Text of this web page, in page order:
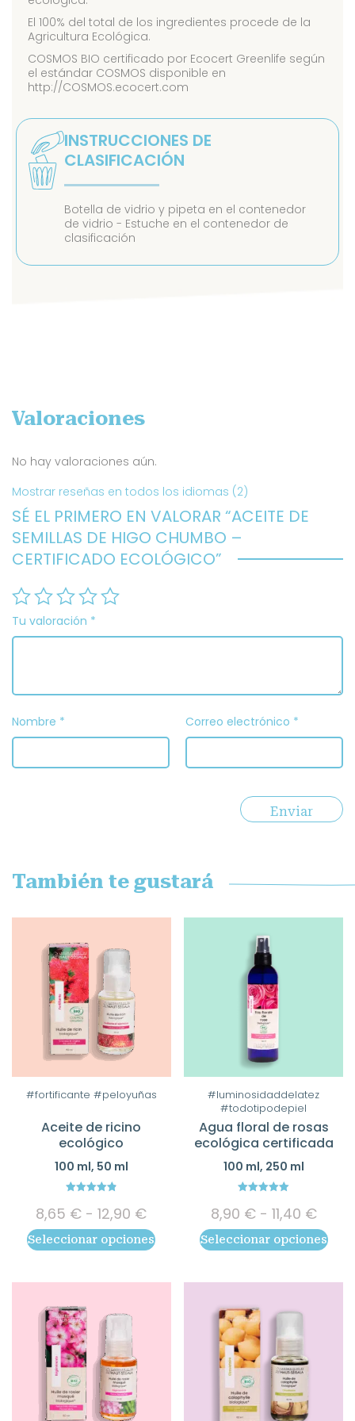
El 100% del total de los ingredientes procede de la
Agricultura Ecológica.
COSMOS BIO certificado por Ecocert Greenlife según
el estándar COSMOS disponible en
http://COSMOS.ecocert.com
INSTRUCCIONES DE
CLASIFICACIÓN
Botella de vidrio y pipeta en el contenedor
de vidrio - Estuche en el contenedor de
clasificación
Valoraciones
No hay valoraciones aún.
Mostrar reseñas en todos los idiomas (2)
SÉ EL PRIMERO EN VALORAR “ACEITE DE
SEMILLAS DE HIGO CHUMBO –
CERTIFICADO ECOLÓGICO”
Tu valoración *
Nombre * Correo electrónico *
También te gustará
#fortificante #peloyuñas
Aceite de ricino
ecológico
100 ml, 50 ml
out of 5
8,65 € - 12,90 €Rango
de
precios:
Seleccionar opciones
Este
tiene
múltiples
variantes.
Las
opciones
se
pueden
página
de
producto
#luminosidaddelatez
#todotipodepiel
Agua floral de rosas
ecológica certificada
100 ml, 250 ml
out of 5
8,90 € - 11,40 €
de
Seleccionar opciones
Este
producto
tiene
múltiples
variantes.
Las
opciones
se
pueden
página
producto